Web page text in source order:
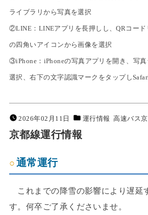
ライブラリから写真を選択
②LINE：LINEアプリを長押しし、QRコード
の四角いアイコンから画像を選択
③iPhone：iPhoneの写真アプリを開き、写
選択、右下の文字認識マークをタップし
2026年02月11日 運行情報 高速バス
京都線運行情報
通常運行
これまでの降雪の影響により遅延
す。何卒ご了承くださいませ。